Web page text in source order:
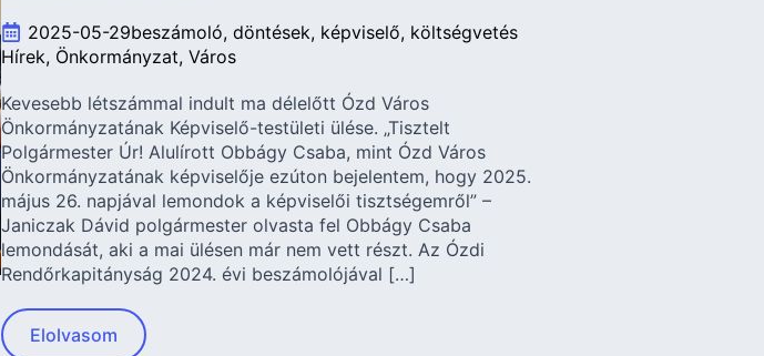
2025-05-29beszámoló döntések képviselő költségvetés
Hírek Önkormányzat Város
Kevesebb létszámmal indult ma délelőtt Ózd Város
Önkormányzatának Képviselő-testületi ülése. „Tisztelt
Polgármester Úr! Alulírott Obbágy Csaba, mint Ózd Város
Önkormányzatának képviselője ezúton bejelentem, hogy 2025.
május 26. napjával lemondok a képviselői tisztségemről” –
Janiczak Dávid polgármester olvasta fel Obbágy Csaba
lemondását, aki a mai ülésen már nem vett részt. Az Ózdi
Rendőrkapitányság 2024. évi beszámolójával […]
Elolvasom